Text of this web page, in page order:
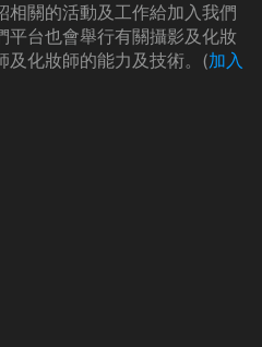
相關的活動及工作給加入我們
平台也會舉行有關攝影及化妝
及化妝師的能力及技術。(加入